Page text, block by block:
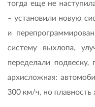
тогда еще не
– установили новую
и
систему выхлопа,
переделали подвеску,
архисложная:
300 км/ч, но